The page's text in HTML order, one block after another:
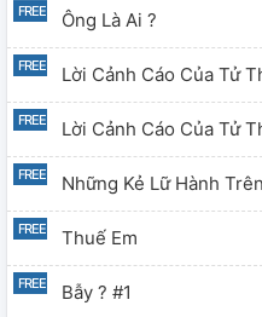
Ông Là Ai ?
Lời Cảnh Cáo Của Tử
Lời Cảnh Cáo Của Tử
Những Kẻ Lữ Hành
Thuế Em
Bẫy ? #1